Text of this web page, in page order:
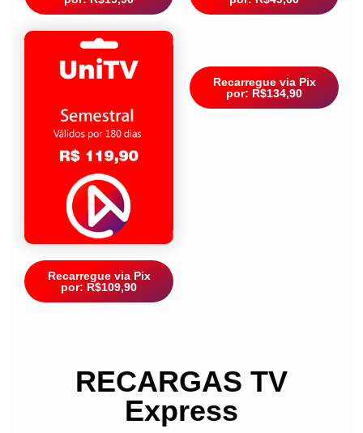
Recarregue via Pix
por: R$109,90
Recarregue via Pix
por: R$134,90
RECARGAS TV
Express